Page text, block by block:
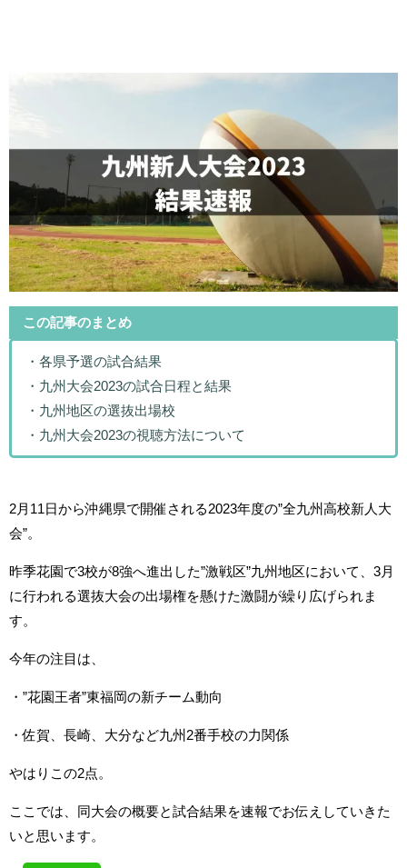
この記事のまとめ
・各県予選の試合結果
・九州大会2023の試合日程と結果
・九州地区の選抜出場校
・九州大会2023の視聴方法について
2月11日から沖縄県で開催される2023年度の”全九州高校新人大
会”。
昨季花園で3校が8強へ進出した”激戦区”九州地区において、3月
に行われる選抜大会の出場権を懸けた激闘が繰り広げられま
す。
今年の注目は、
・”花園王者”東福岡の新チーム動向
・佐賀、長崎、大分など九州2番手校の力関係
やはりこの2点。
ここでは、同大会の概要と試合結果を速報でお伝えしていきた
いと思います。